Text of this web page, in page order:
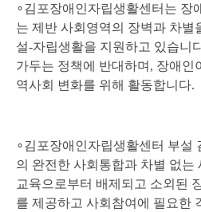
∘김포장애인자립생활센터는 장
는 제반 사회영역의 장벽과 차별
설-자립생활을 지원하고 있습니
가두는 정책에 반대하며 , 장애인
역사회 변화를 위해 활동합니다.
∘김포장애인자립생활센터 부설
의 완전한 사회통합과 차별 없는
교육으로부터 배제되고 소외된
를 제공하고 사회참여에 필요한